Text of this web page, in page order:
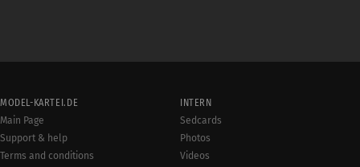
MODEL-KARTEI.DE
Main Page
Support & help
Terms and conditions
INTERN
Sedcards
Photos
Videos